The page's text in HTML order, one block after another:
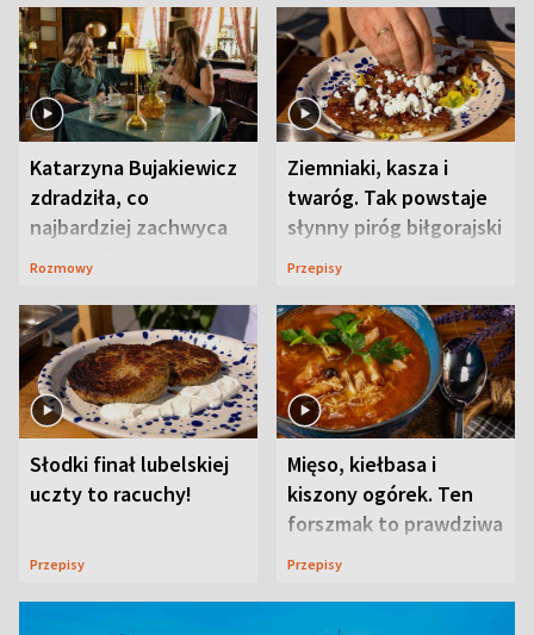
Katarzyna Bujakiewicz
zdradziła, co
najbardziej zachwyca
ją w Lublinie
Rozmowy
Ziemniaki, kasza i
twaróg. Tak powstaje
słynny piróg biłgorajski
Przepisy
Słodki finał lubelskiej
uczty to racuchy!
Przepisy
Mięso, kiełbasa i
kiszony ogórek. Ten
forszmak to prawdziwa
uczta
Przepisy